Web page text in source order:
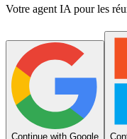
Votre agent IA pour les
Continue with Google